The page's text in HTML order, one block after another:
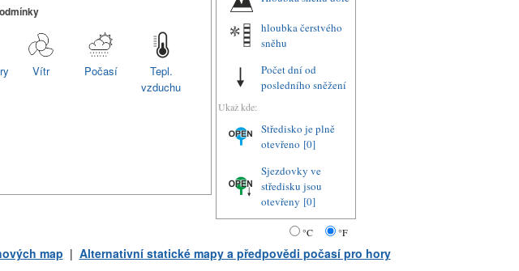
Tepl.
vzduchu
Počasí
Vítr
hloubka čerstvého
sněhu
Počet dní od
posledního sněžení
Ukaž kde:
Středisko je plně
otevřeno [0]
Sjezdovky ve
středisku jsou
otevřeny [0]
°C °F
map | Alternativní statické mapy a předpovědi počasí pro hory